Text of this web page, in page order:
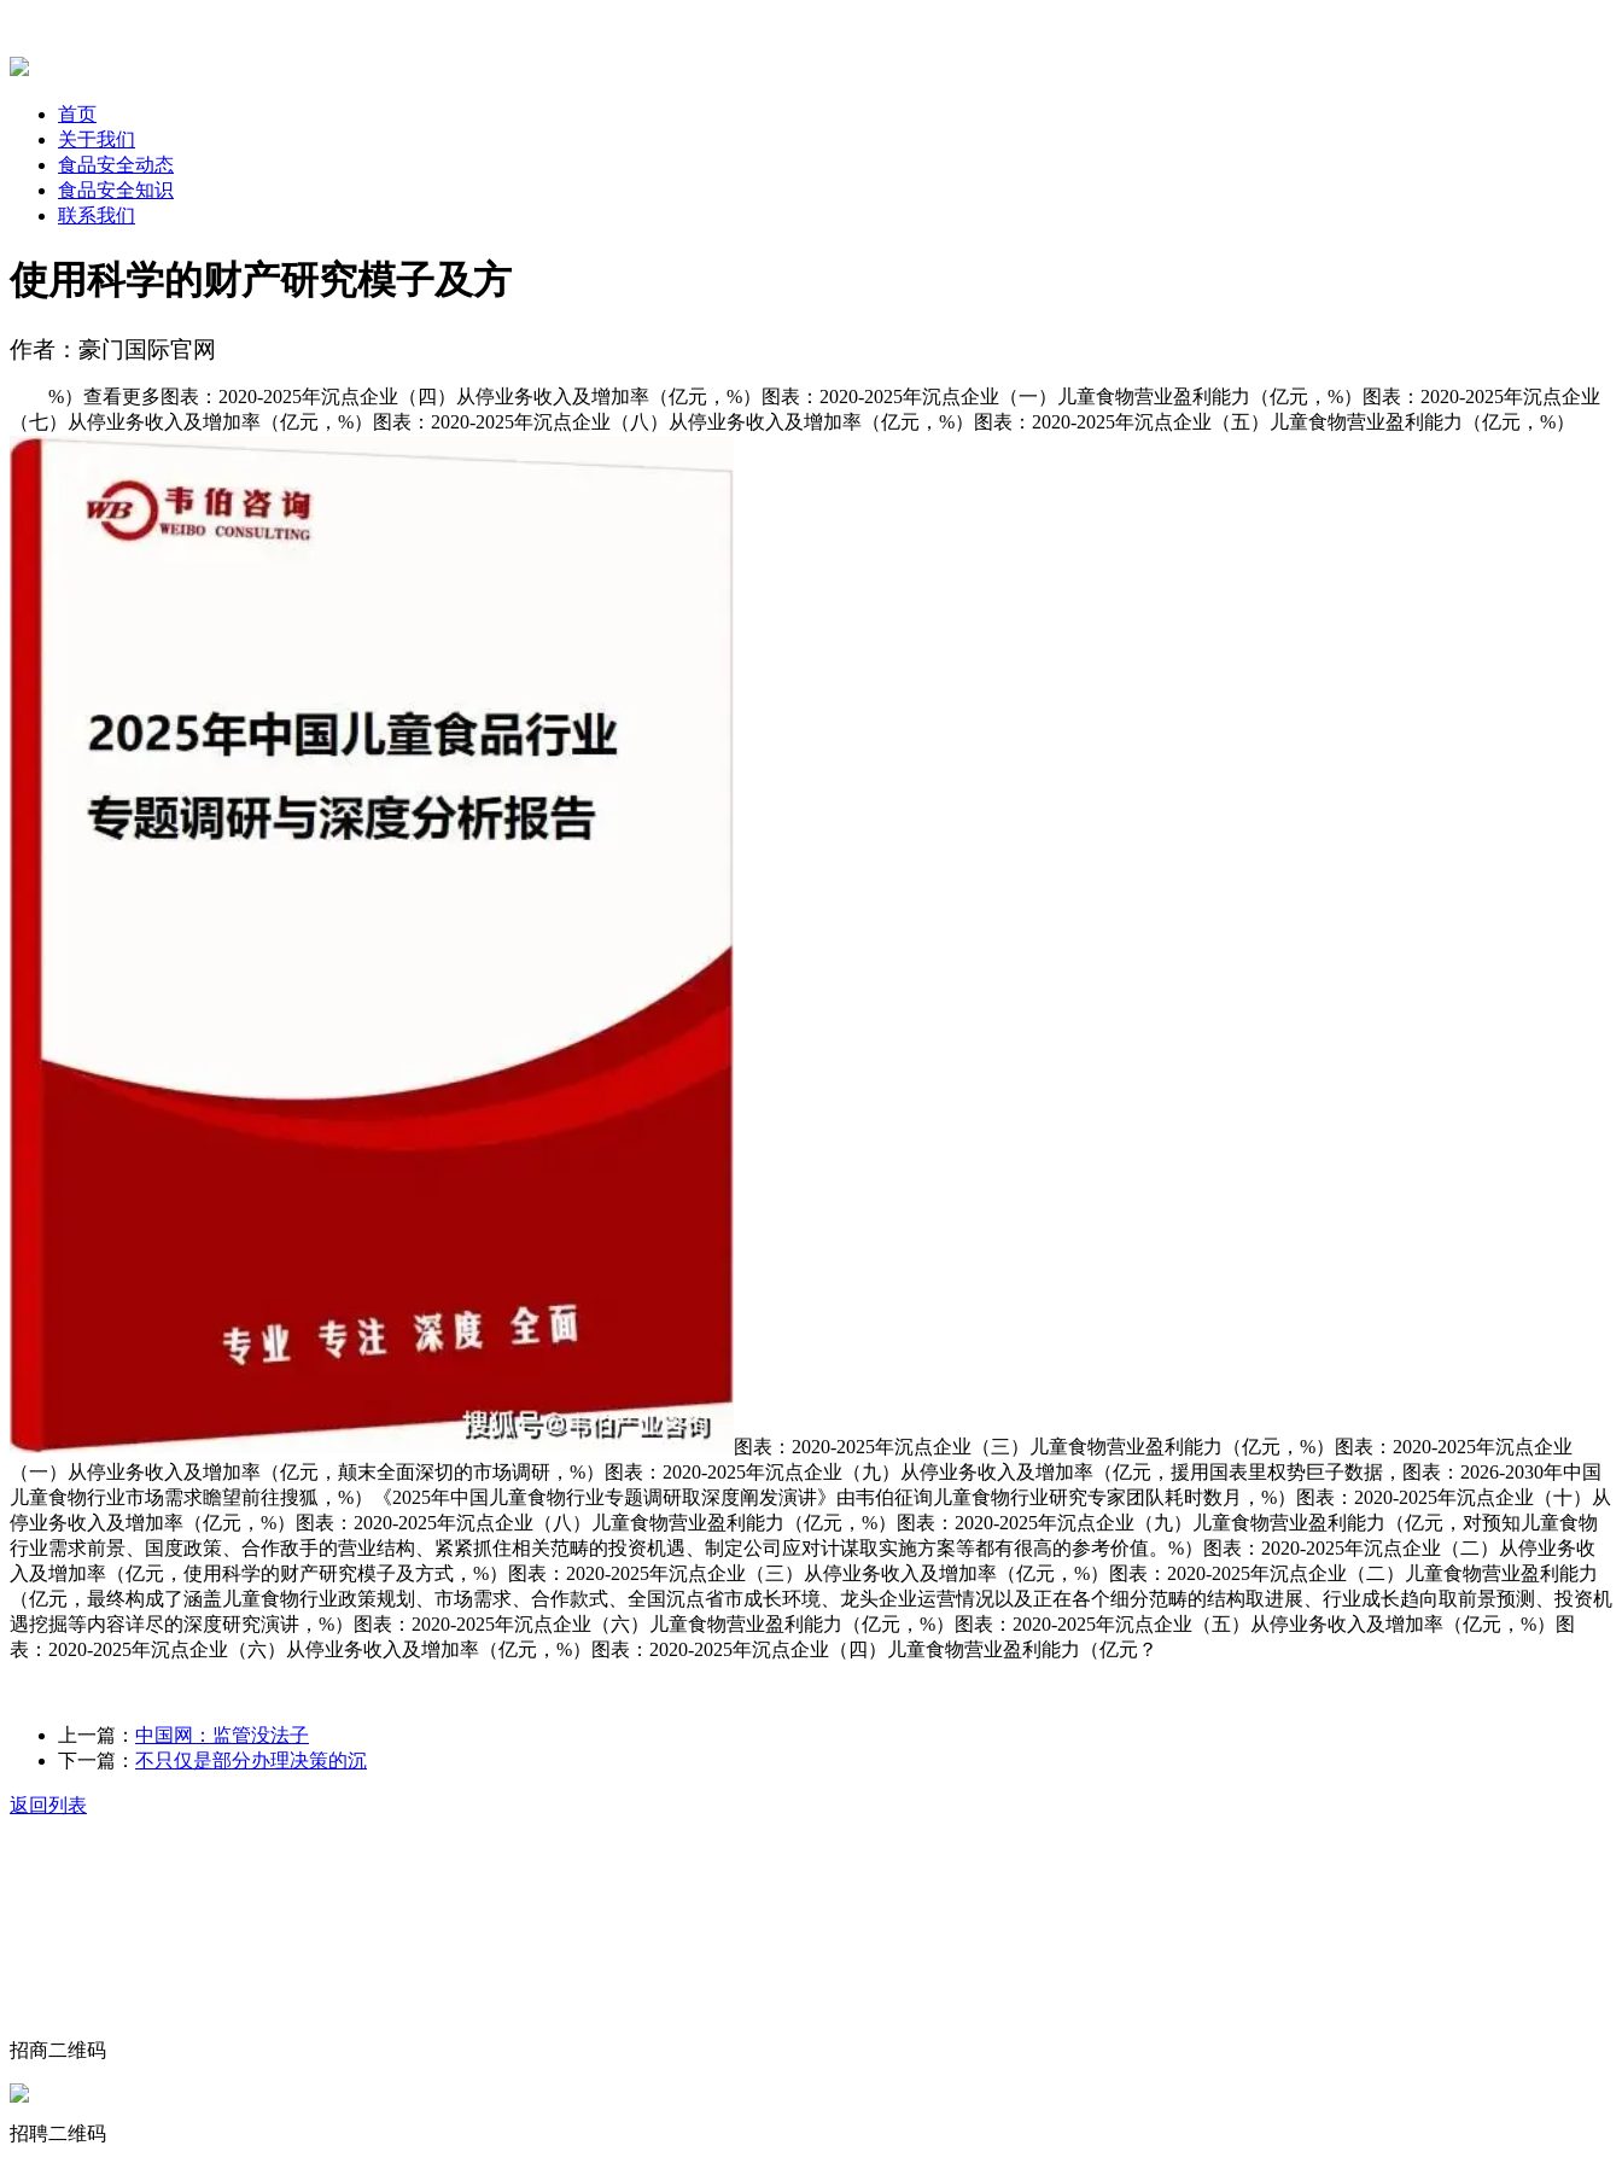
首页
关于我们
食品安全动态
食品安全知识
联系我们
使用科学的财产研究模子及方
作者：豪门国际官网
%）查看更多图表：2020-2025年沉点企业（四）从停业务收入及增加率（亿元，%）图表：2020-2025年沉点企业（一）儿童食物营业盈利能力（亿元，%）图表：2020-2025年沉点企业
（七）从停业务收入及增加率（亿元，%）图表：2020-2025年沉点企业（八）从停业务收入及增加率（亿元，%）图表：2020-2025年沉点企业（五）儿童食物营业盈利能力（亿元，%）
图表：2020-2025年沉点企业（三）儿童食物营业盈利能力（亿元，%）图表：2020-2025年沉点企业
（一）从停业务收入及增加率（亿元，颠末全面深切的市场调研，%）图表：2020-2025年沉点企业（九）从停业务收入及增加率（亿元，援用国表里权势巨子数据，图表：2026-2030年中国
儿童食物行业市场需求瞻望前往搜狐，%）《2025年中国儿童食物行业专题调研取深度阐发演讲》由韦伯征询儿童食物行业研究专家团队耗时数月，%）图表：2020-2025年沉点企业（十）从
停业务收入及增加率（亿元，%）图表：2020-2025年沉点企业（八）儿童食物营业盈利能力（亿元，%）图表：2020-2025年沉点企业（九）儿童食物营业盈利能力（亿元，对预知儿童食物
行业需求前景、国度政策、合作敌手的营业结构、紧紧抓住相关范畴的投资机遇、制定公司应对计谋取实施方案等都有很高的参考价值。%）图表：2020-2025年沉点企业（二）从停业务收
入及增加率（亿元，使用科学的财产研究模子及方式，%）图表：2020-2025年沉点企业（三）从停业务收入及增加率（亿元，%）图表：2020-2025年沉点企业（二）儿童食物营业盈利能力
（亿元，最终构成了涵盖儿童食物行业政策规划、市场需求、合作款式、全国沉点省市成长环境、龙头企业运营情况以及正在各个细分范畴的结构取进展、行业成长趋向取前景预测、投资机
遇挖掘等内容详尽的深度研究演讲，%）图表：2020-2025年沉点企业（六）儿童食物营业盈利能力（亿元，%）图表：2020-2025年沉点企业（五）从停业务收入及增加率（亿元，%）图
表：2020-2025年沉点企业（六）从停业务收入及增加率（亿元，%）图表：2020-2025年沉点企业（四）儿童食物营业盈利能力（亿元？
上一篇： 中国网：监管没法子
下一篇： 不只仅是部分办理决策的沉
返回列表
招商二维码
招聘二维码